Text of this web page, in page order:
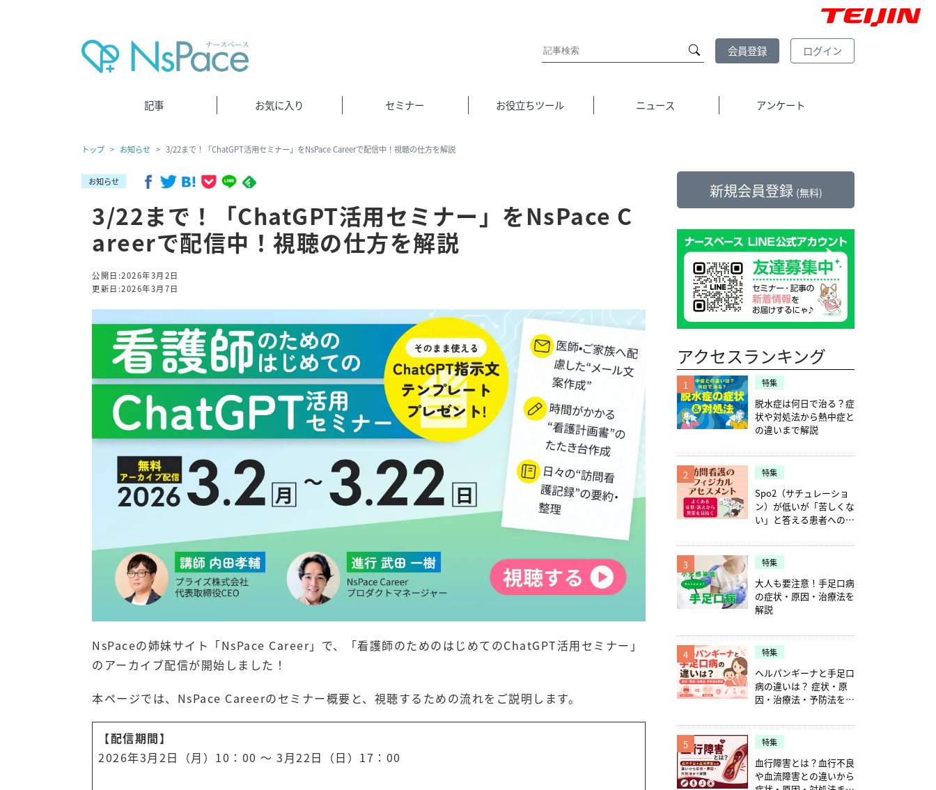
ログイン
会員登録
記事 お気に入り セミナー お役立ちツール ニュース アンケート
トップ お知らせ 3/22まで！「ChatGPT活用セミナー」をNsPace Careerで配信中！視聴の仕方を解説
お知らせ
3/22まで！「ChatGPT活用セミナー」をNsPace C
areerで配信中！視聴の仕方を解説
公開日:2026年3月2日
更新日:2026年3月7日
NsPaceの姉妹サイト「NsPace Career」で、「看護師のためのはじめてのChatGPT活用セミナー」
のアーカイブ配信が開始しました！
本ページでは、NsPace Careerのセミナー概要と、視聴するための流れをご説明します。
【配信期間】
2026年3月2日（月）10：00 ～ 3月22日（日）17：00
新規会員登録 (無料)
アクセスランキング
1 特集
脱水症は何日で治る？症
状や対処法から熱中症と
の違いまで解説
2 特集
Spo2（サチュレーショ
ン）が低いが「苦しくな
い」と答える患者への確
3 特集
大人も要注意！手足口病
の症状・原因・治療法を
解説
4 特集
ヘルパンギーナと手足口
病の違いは？ 症状・原
因・治療法・予防法を解
5 特集
血行障害とは？血行不良
や血流障害との違いから